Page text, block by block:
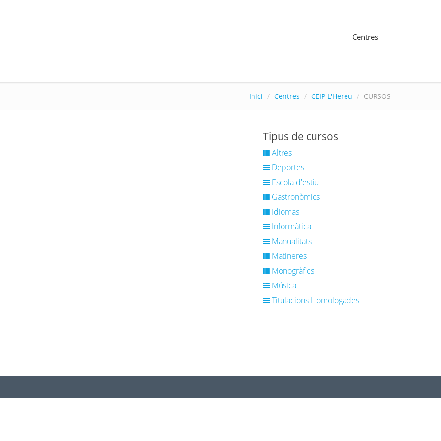
Centres
Inici Centres CEIP L'Hereu CURSOS
Tipus de cursos
Altres
Deportes
Escola d'estiu
Gastronòmics
Idiomas
Informàtica
Manualitats
Matineres
Monogràfics
Música
Titulacions Homologades